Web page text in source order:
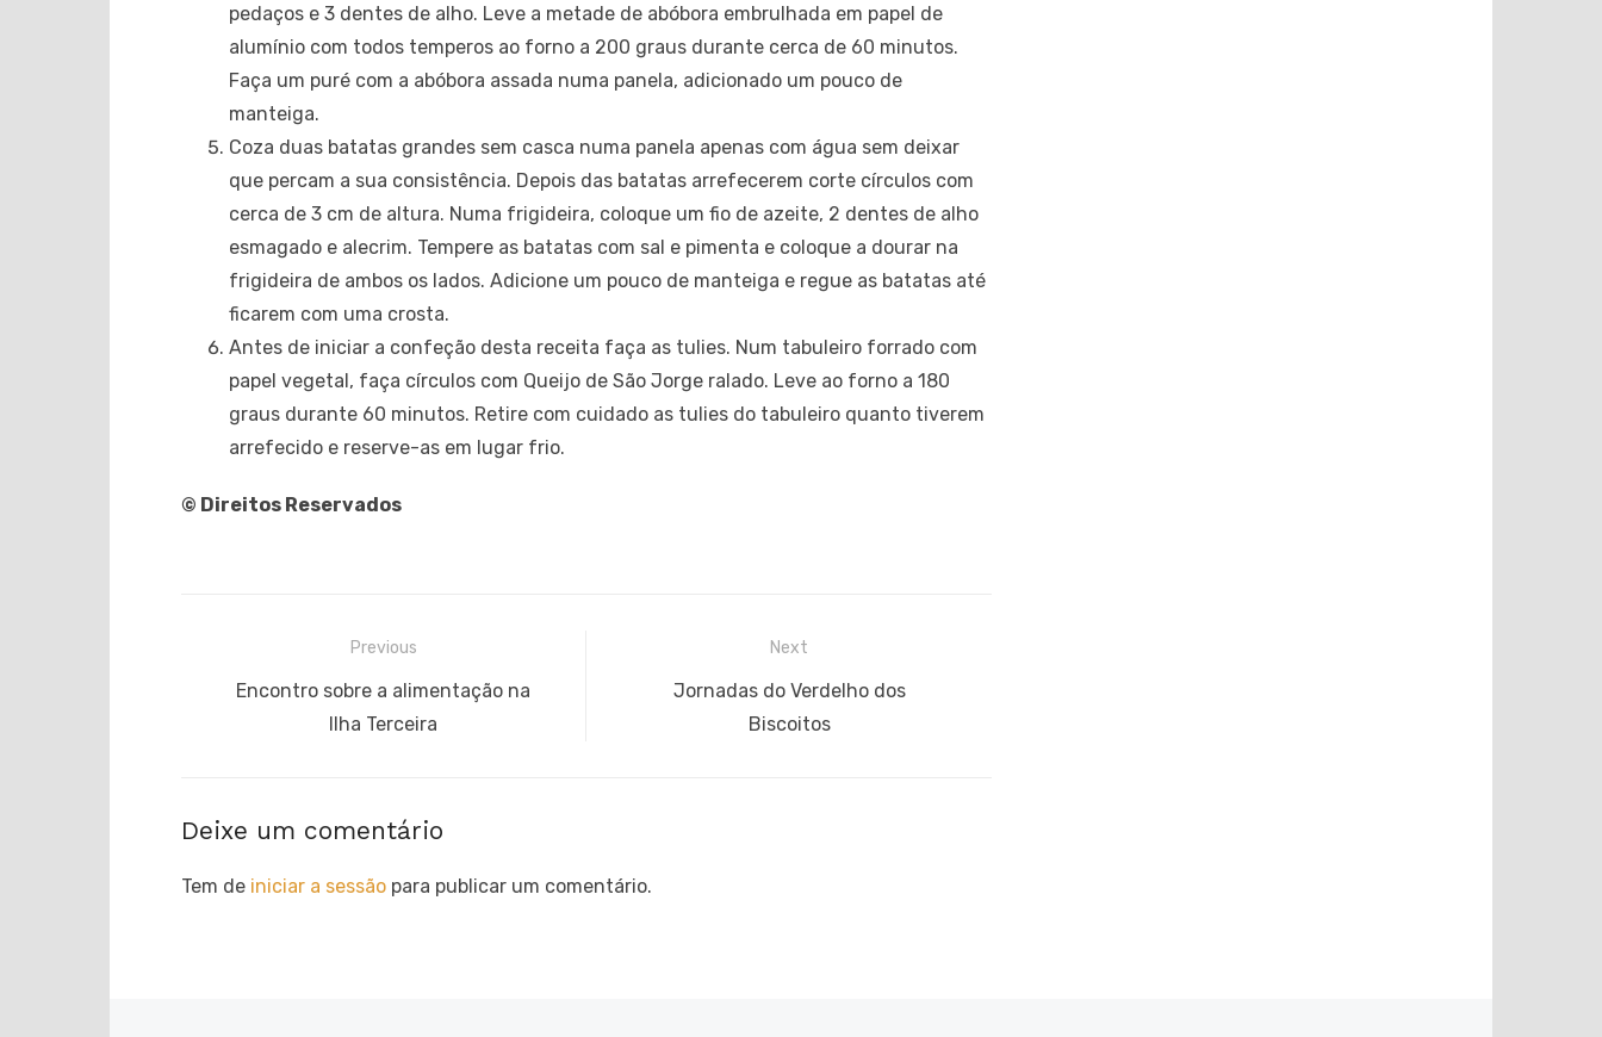
pedaços e 3 dentes de alho. Leve a metade de abóbora embrulhada em papel de
alumínio com todos temperos ao forno a 200 graus durante cerca de 60 minutos.
Faça um puré com a abóbora assada numa panela, adicionado um pouco de
manteiga.
Coza duas batatas grandes sem casca numa panela apenas com água sem deixar
que percam a sua consistência. Depois das batatas arrefecerem corte círculos com
cerca de 3 cm de altura. Numa frigideira, coloque um fio de azeite, 2 dentes de alho
esmagado e alecrim. Tempere as batatas com sal e pimenta e coloque a dourar na
frigideira de ambos os lados. Adicione um pouco de manteiga e regue as batatas até
ficarem com uma crosta.
Antes de iniciar a confeção desta receita faça as tulies. Num tabuleiro forrado com
papel vegetal, faça círculos com Queijo de São Jorge ralado. Leve ao forno a 180
graus durante 60 minutos. Retire com cuidado as tulies do tabuleiro quanto tiverem
arrefecido e reserve-as em lugar frio.
© Direitos Reservados
NavegaçãoPrevious
Previous
Encontro sobre a alimentação na
Ilha Terceira
Next
NextJornadas do Verdelho dos
Biscoitos
Deixe um comentário
Tem de iniciar a sessão para publicar um comentário.